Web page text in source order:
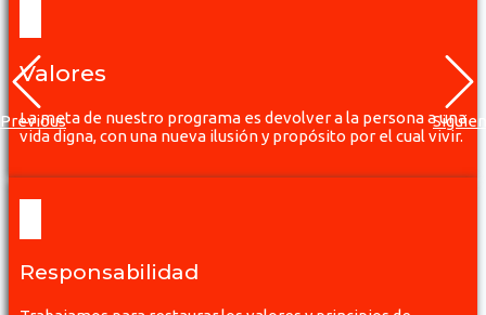
Previous
Valores
La meta de nuestro programa es devolver a la persona a una
vida digna, con una nueva ilusión y propósito por el cual vivir.
Responsabilidad